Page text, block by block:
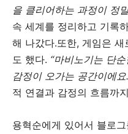
을 클리어하는 과정이 정
속 세계를 정리하고 기록
해 나갔다.또한, 게임은
도 했다. “마비노기는 단
감정이 오가는 공간이에요
적 연결과 감정의 흐름까
용혁순에게 있어서 블로